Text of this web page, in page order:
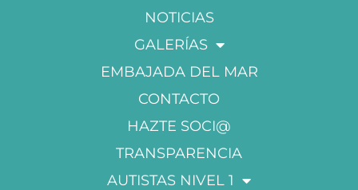
NOTICIAS
GALERÍAS
EMBAJADA DEL MAR
CONTACTO
HAZTE SOCI@
TRANSPARENCIA
AUTISTAS NIVEL 1